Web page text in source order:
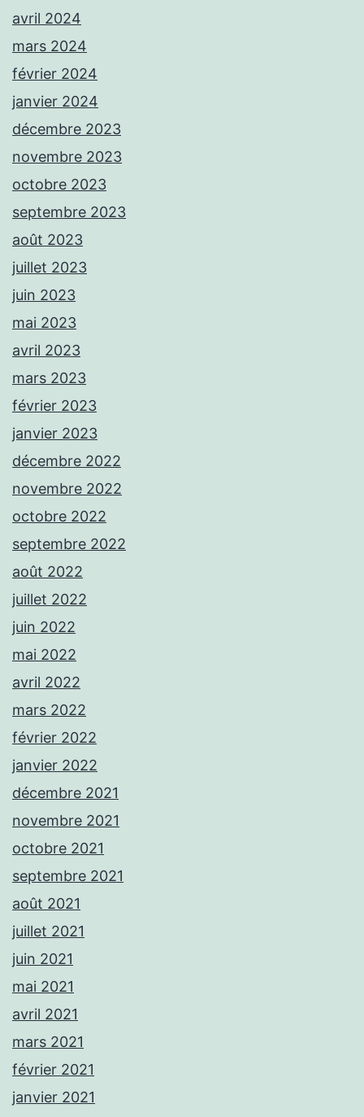
avril 2024
mars 2024
février 2024
janvier 2024
décembre 2023
novembre 2023
octobre 2023
septembre 2023
août 2023
juillet 2023
juin 2023
mai 2023
avril 2023
mars 2023
février 2023
janvier 2023
décembre 2022
novembre 2022
octobre 2022
septembre 2022
août 2022
juillet 2022
juin 2022
mai 2022
avril 2022
mars 2022
février 2022
janvier 2022
décembre 2021
novembre 2021
octobre 2021
septembre 2021
août 2021
juillet 2021
juin 2021
mai 2021
avril 2021
mars 2021
février 2021
janvier 2021